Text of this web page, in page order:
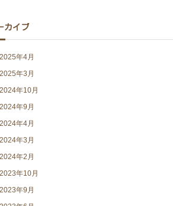
カイブ
年4月
年3月
年10月
年9月
年4月
年3月
年2月
年10月
年9月